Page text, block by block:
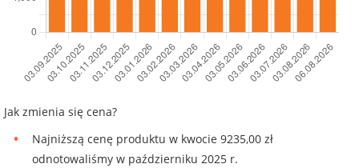
Jak zmienia się cena?
Najniższą cenę produktu w kwocie 9235,00 zł
odnotowaliśmy w październiku 2025 r.